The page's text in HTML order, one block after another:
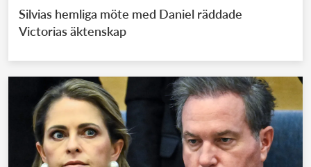
Silvias hemliga möte med Daniel räddade
Victorias äktenskap